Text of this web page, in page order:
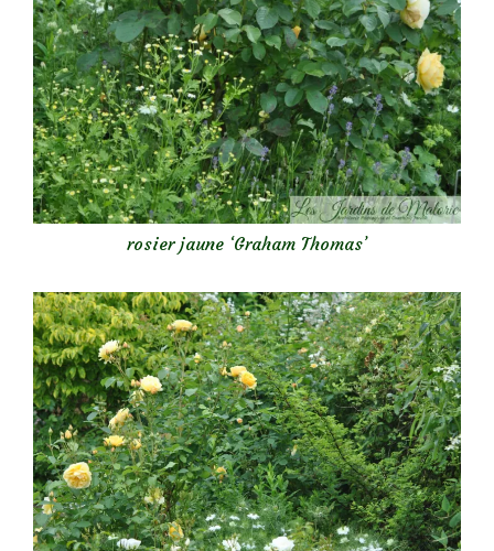
rosier jaune ‘Graham Thomas’